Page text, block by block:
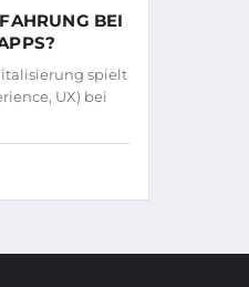
BEI
spielt
UX) bei